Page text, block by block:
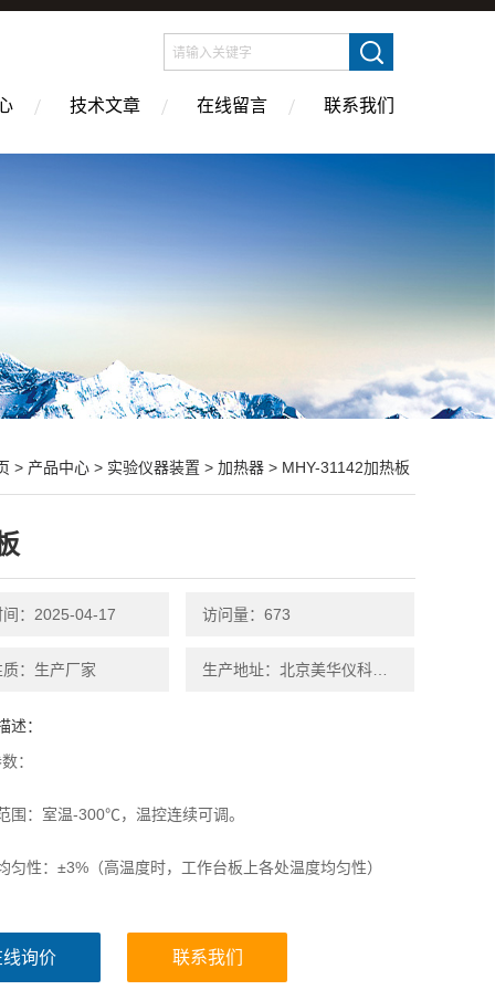
技术文章 在线留言 联系我们
> 产品中心 > 实验仪器装置 > 加热器 > MHY-31142加热板
间：2025-04-17 访问量：673
：生产厂家
述：
：
围：室温-300℃，温控连续可调。
匀性：±3%（高温度时，工作台板上各处温度均匀性）
询价 联系我们